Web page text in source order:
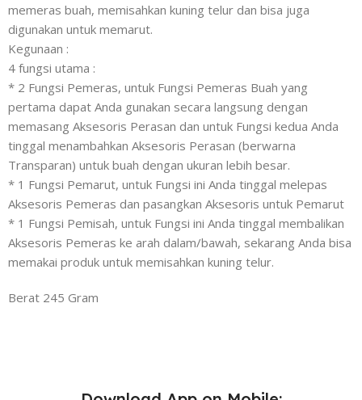
memeras buah, memisahkan kuning telur dan bisa juga
digunakan untuk memarut.
Kegunaan :
4 fungsi utama :
* 2 Fungsi Pemeras, untuk Fungsi Pemeras Buah yang
pertama dapat Anda gunakan secara langsung dengan
memasang Aksesoris Perasan dan untuk Fungsi kedua Anda
tinggal menambahkan Aksesoris Perasan (berwarna
Transparan) untuk buah dengan ukuran lebih besar.
* 1 Fungsi Pemarut, untuk Fungsi ini Anda tinggal melepas
Aksesoris Pemeras dan pasangkan Aksesoris untuk Pemarut
* 1 Fungsi Pemisah, untuk Fungsi ini Anda tinggal membalikan
Aksesoris Pemeras ke arah dalam/bawah, sekarang Anda bisa
memakai produk untuk memisahkan kuning telur.
Berat 245 Gram